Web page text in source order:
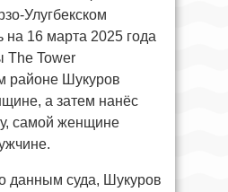
Улугбекском
на 16 марта 2025 года
The Tower
районе Шукуров
а затем нанёс
самой женщине
данным суда, Шукуров